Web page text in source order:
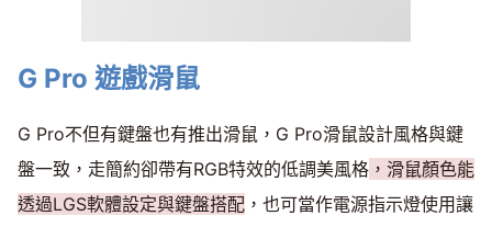
G Pro 遊戲滑鼠
G Pro不但有鍵盤也有推出滑鼠，G Pro滑鼠設計風格與鍵
盤一致，走簡約卻帶有RGB特效的低調美風格 ，滑鼠顏色能
透過LGS軟體設定與鍵盤搭配 ，也可當作電源指示燈使用讓